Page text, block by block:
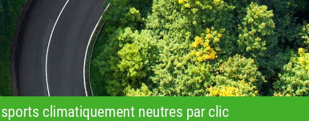
climatiquement neutres par clic